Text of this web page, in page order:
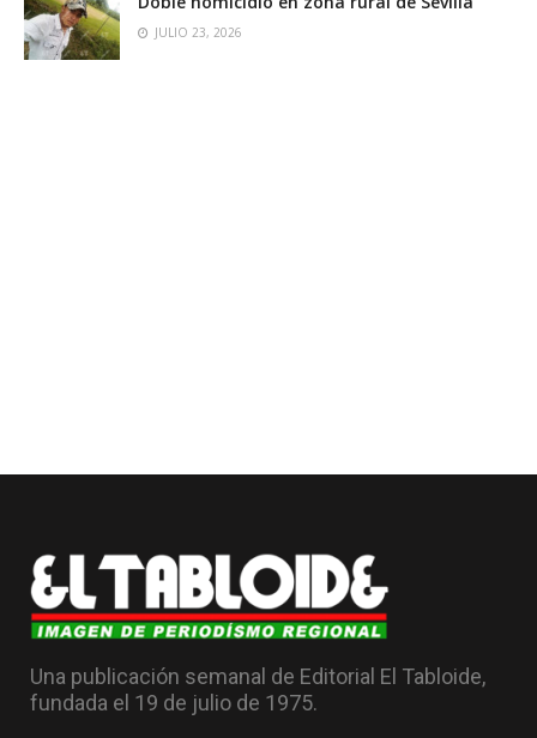
JULIO 23, 2026
Una publicación semanal de Editorial El Tabloide,
fundada el 19 de julio de 1975.